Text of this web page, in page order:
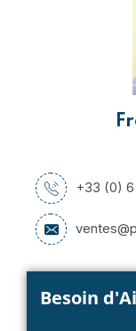
+33 (0)
Besoin